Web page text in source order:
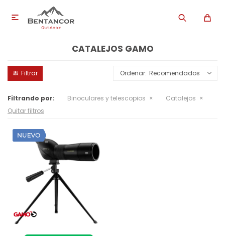

CATALEJOS GAMO
Recomendados
Filtrando por: Binoculares y telescopios
Catalejos
Quitar filtros